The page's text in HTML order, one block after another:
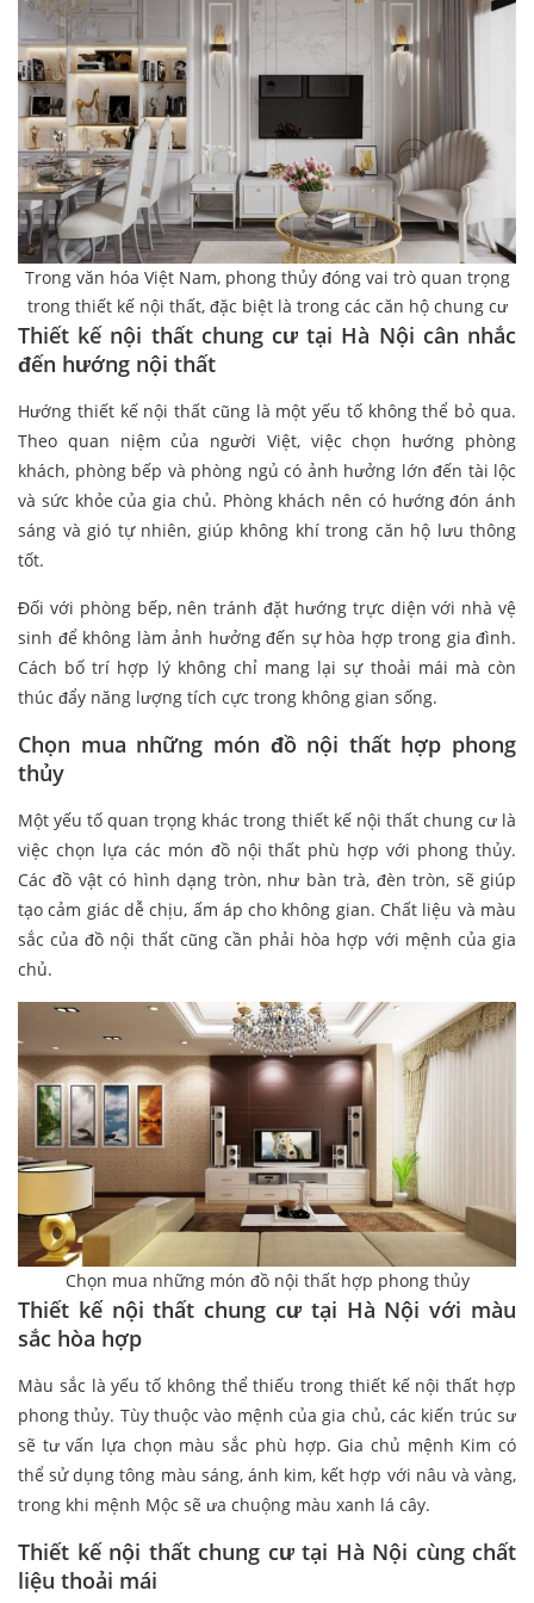
Trong văn hóa Việt Nam, phong thủy đóng vai trò quan trọng
trong thiết kế nội thất, đặc biệt là trong các căn hộ chung cư
Thiết kế nội thất chung cư tại Hà Nội cân nhắc
đến hướng nội thất
Hướng thiết kế nội thất cũng là một yếu tố không thể bỏ qua.
Theo quan niệm của người Việt, việc chọn hướng phòng
khách, phòng bếp và phòng ngủ có ảnh hưởng lớn đến tài lộc
và sức khỏe của gia chủ. Phòng khách nên có hướng đón ánh
sáng và gió tự nhiên, giúp không khí trong căn hộ lưu thông
tốt.
Đối với phòng bếp, nên tránh đặt hướng trực diện với nhà vệ
sinh để không làm ảnh hưởng đến sự hòa hợp trong gia đình.
Cách bố trí hợp lý không chỉ mang lại sự thoải mái mà còn
thúc đẩy năng lượng tích cực trong không gian sống.
Chọn mua những món đồ nội thất hợp phong
thủy
Một yếu tố quan trọng khác trong thiết kế nội thất chung cư là
việc chọn lựa các món đồ nội thất phù hợp với phong thủy.
Các đồ vật có hình dạng tròn, như bàn trà, đèn tròn, sẽ giúp
tạo cảm giác dễ chịu, ấm áp cho không gian. Chất liệu và màu
sắc của đồ nội thất cũng cần phải hòa hợp với mệnh của gia
chủ.
Chọn mua những món đồ nội thất hợp phong thủy
Thiết kế nội thất chung cư tại Hà Nội với màu
sắc hòa hợp
Màu sắc là yếu tố không thể thiếu trong thiết kế nội thất hợp
phong thủy. Tùy thuộc vào mệnh của gia chủ, các kiến trúc sư
sẽ tư vấn lựa chọn màu sắc phù hợp. Gia chủ mệnh Kim có
thể sử dụng tông màu sáng, ánh kim, kết hợp với nâu và vàng,
trong khi mệnh Mộc sẽ ưa chuộng màu xanh lá cây.
Thiết kế nội thất chung cư tại Hà Nội cùng chất
liệu thoải mái